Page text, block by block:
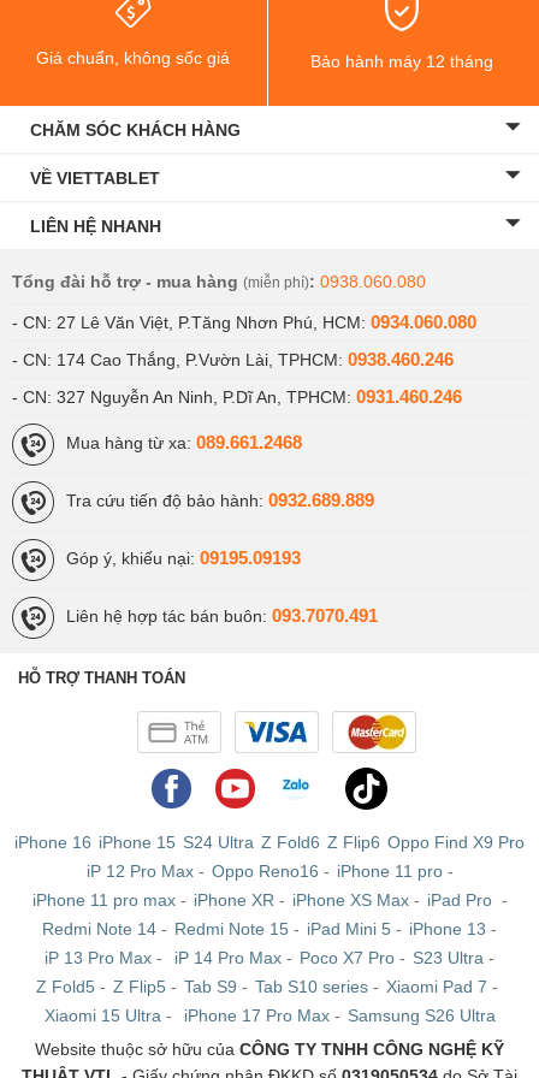
13MP thứ cấp xử lý các góc xem chính xác và ống kính độ sâu
2MP giúp cải thiện nhận thức về độ sâu của ảnh. Bên cạnh đó,
điện thoại còn có ống kính selfie 16MP.
phù hợp và chi tiết đẹp, trong khi bạn cũng sử dụng các tính năng
khác nhau của ứng dụng máy ảnh để ghi lại khoảnh khắc đẹp nhất
của mình mà không gặp bất kỳ sự cố nào. Ngoài ra, khả năng quay
video có thể lên tới 8K ở tốc độ 30 khung hình/giây với hỗ trợ ổn
định con quay hồi chuyển-EIS. Bên cạnh đó, bạn cũng sẽ tìm thấy
các tùy chọn quay video khác nhau bên trong ứng dụng máy ảnh.
Đánh giá cấu hình Lenovo Legion Y70
Giá chuẩn, không sốc giá Bảo hành máy 12 tháng
CHĂM SÓC KHÁCH HÀNG
VỀ VIETTABLET
LIÊN HỆ NHANH
Tổng đài hỗ trợ - mua hàng (miễn phí): 0938.060.080
- CN: 27 Lê Văn Việt, P.Tăng Nhơn Phú, HCM: 0934.060.080
- CN: 174 Cao Thắng, P.Vườn Lài, TPHCM: 0938.460.246
- CN: 327 Nguyễn An Ninh, P.Dĩ An, TPHCM: 0931.460.246
Mua hàng từ xa: 089.661.2468
Tra cứu tiến độ bảo hành: 0932.689.889
Góp ý, khiếu nại: 09195.09193
Liên hệ hợp tác bán buôn: 093.7070.491
HỖ TRỢ THANH TOÁN
iPhone 16 iPhone 15 S24 Ultra Z Fold6 Z Flip6 Oppo Find X9 Pro
iP 12 Pro Max- Oppo Reno16 - iPhone 11 pro-
iPhone 11 pro max- iPhone XR - iPhone XS Max- iPad Pro -
Redmi Note 14 - Redmi Note 15 - iPad Mini 5 - iPhone 13 -
iP 13 Pro Max - iP 14 Pro Max - Poco X7 Pro - S23 Ultra -
Z Fold5 - Z Flip5 - Tab S9 - Tab S10 series - Xiaomi Pad 7 -
Xiaomi 15 Ultra - iPhone 17 Pro Max- Samsung S26 Ultra
Website thuộc sở hữu của CÔNG TY TNHH CÔNG NGHỆ KỸ